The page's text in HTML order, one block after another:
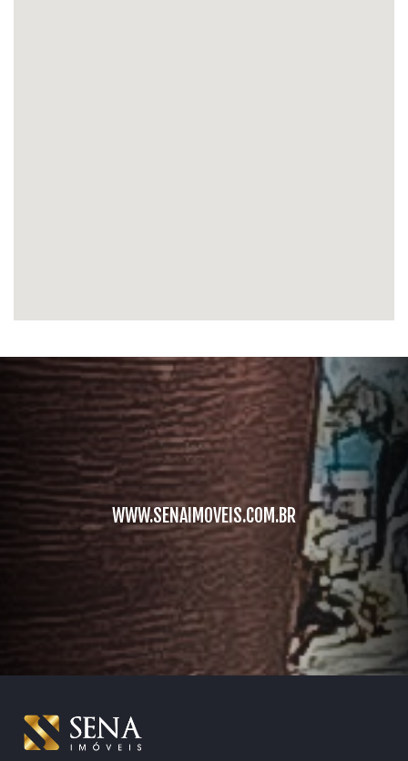
WWW.SENAIMOVEIS.COM.BR